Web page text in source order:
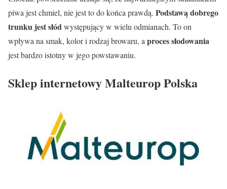
piwa jest chmiel, nie jest to do końca prawdą. Podstawą dobrego
trunku jest słódwystępujący w wielu odmianach. To on
wpływa na smak, kolor i rodzaj browaru, a proces słodowania
jest bardzo istotny w jego powstawaniu.
Sklep internetowy Malteurop Polska